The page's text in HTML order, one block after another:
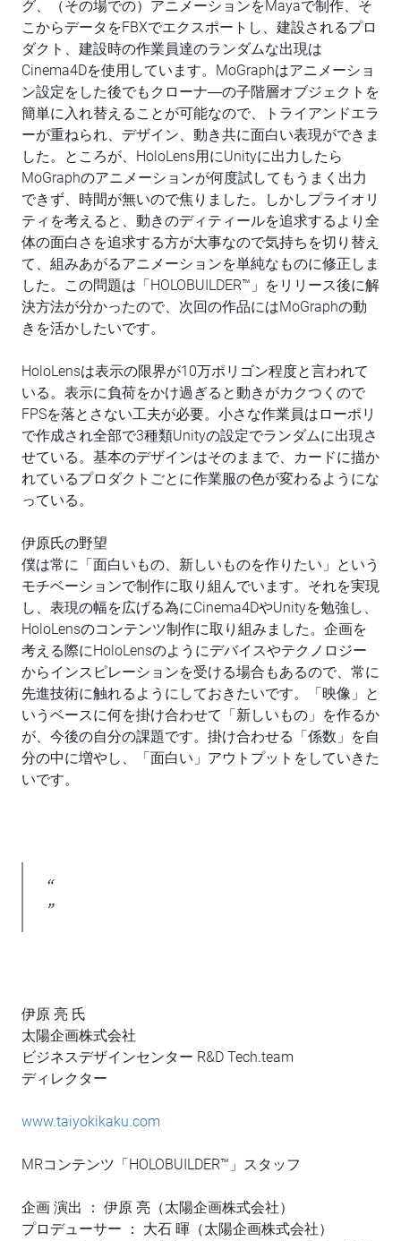
グ、（その場での）アニメーションをMayaで制作、そ
こからデータをFBXでエクスポートし、建設されるプロ
ダクト、建設時の作業員達のランダムな出現は
Cinema4Dを使用しています。MoGraphはアニメーショ
ン設定をした後でもクローナ―の子階層オブジェクトを
簡単に入れ替えることが可能なので、トライアンドエラ
ーが重ねられ、デザイン、動き共に面白い表現ができま
した。ところが、HoloLens用にUnityに出力したら
MoGraphのアニメーションが何度試してもうまく出力
できず、時間が無いので焦りました。しかしプライオリ
ティを考えると、動きのディティールを追求するより全
体の面白さを追求する方が大事なので気持ちを切り替え
て、組みあがるアニメーションを単純なものに修正しま
した。この問題は「HOLOBUILDER™」をリリース後に解
決方法が分かったので、次回の作品にはMoGraphの動
きを活かしたいです。
HoloLensは表示の限界が10万ポリゴン程度と言われて
いる。表示に負荷をかけ過ぎると動きがカクつくので
FPSを落とさない工夫が必要。小さな作業員はローポリ
で作成され全部で3種類Unityの設定でランダムに出現さ
せている。基本のデザインはそのままで、カードに描か
れているプロダクトごとに作業服の色が変わるようにな
っている。
伊原氏の野望
僕は常に「面白いもの、新しいものを作りたい」という
モチベーションで制作に取り組んでいます。それを実現
し、表現の幅を広げる為にCinema4DやUnityを勉強し、
HoloLensのコンテンツ制作に取り組みました。企画を
考える際にHoloLensのようにデバイスやテクノロジー
からインスピレーションを受ける場合もあるので、常に
先進技術に触れるようにしておきたいです。「映像」と
いうベースに何を掛け合わせて「新しいもの」を作るか
が、今後の自分の課題です。掛け合わせる「係数」を自
分の中に増やし、「面白い」アウトプットをしていきた
いです。
“
”
伊原 亮 氏
太陽企画株式会社
ビジネスデザインセンター R&D Tech.team
ディレクター
www.taiyokikaku.com
MRコンテンツ「HOLOBUILDER™」スタッフ
企画 演出 ： 伊原 亮（太陽企画株式会社）
プロデューサー ： 大石 暉（太陽企画株式会社）